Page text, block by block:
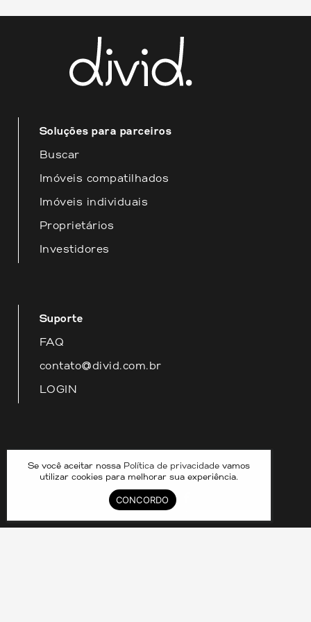
mailcontato@divid.com.br
Esperamos que essas informações
sejam úteis para você! Estamos à
disposição para fornecer o melhor
atendimento possível.
Soluções para parceiros
Buscar
Imóveis compatilhados
Imóveis individuais
Proprietários
Investidores
Suporte
FAQ
contato@divid.com.br
LOGIN
Nossas redes
Se você aceitar nossa Política de privacidade vamos
utilizar cookies para melhorar sua experiência.
CONCORDO